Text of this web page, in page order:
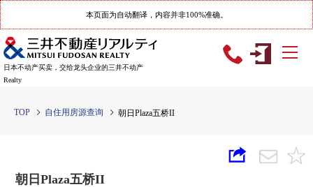
本页面为自动翻译，内容并非100%准确。
日本不动产买卖，交给龙头企业的三井不动产
Realty
TOP 自住用房源查询 朝日Plaza五桥II
朝日Plaza五桥II